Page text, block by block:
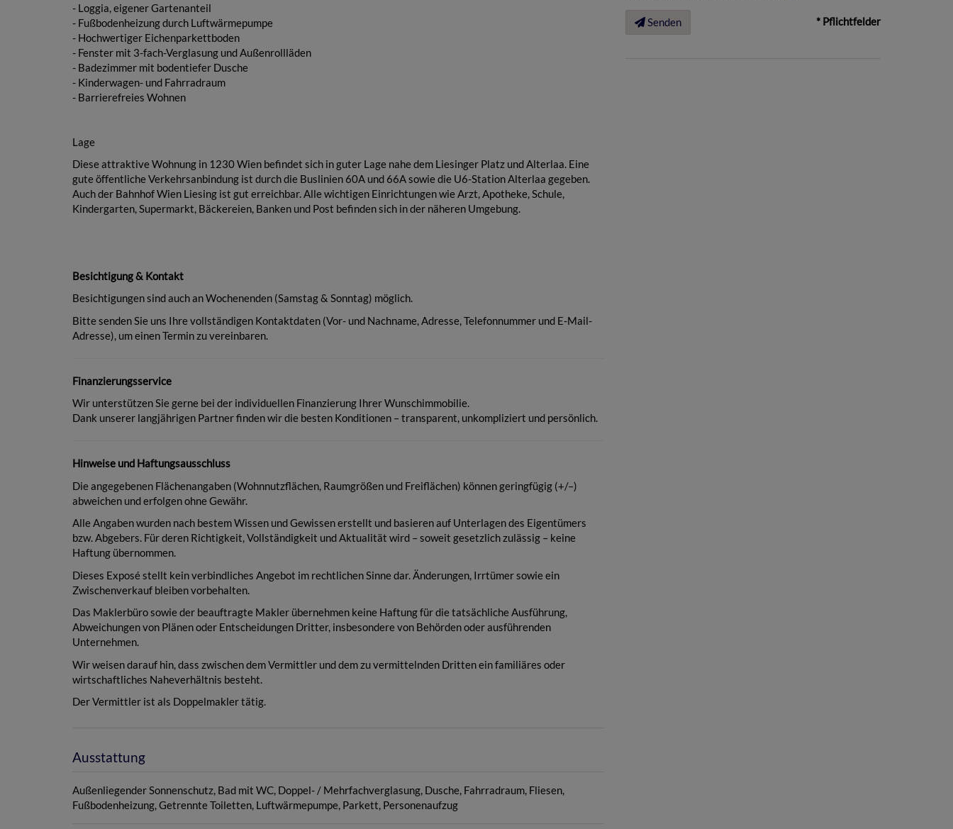
- Loggia, eigener Gartenanteil
- Fußbodenheizung durch Luftwärmepumpe
- Hochwertiger Eichenparkettboden
- Fenster mit 3-fach-Verglasung und Außenrollläden
- Badezimmer mit bodentiefer Dusche
- Kinderwagen- und Fahrradraum
- Barrierefreies Wohnen
Lage
Diese attraktive Wohnung in 1230 Wien befindet sich in guter Lage nahe dem Liesinger Platz und Alterlaa. Eine
gute öffentliche Verkehrsanbindung ist durch die Buslinien 60A und 66A sowie die U6-Station Alterlaa gegeben.
Auch der Bahnhof Wien Liesing ist gut erreichbar. Alle wichtigen Einrichtungen wie Arzt, Apotheke, Schule,
Kindergarten, Supermarkt, Bäckereien, Banken und Post befinden sich in der näheren Umgebung.
Besichtigung & Kontakt
Besichtigungen sind auch an Wochenenden (Samstag & Sonntag) möglich.
Bitte senden Sie uns Ihre vollständigen Kontaktdaten (Vor- und Nachname, Adresse, Telefonnummer und E-Mail-
Adresse), um einen Termin zu vereinbaren.
Finanzierungsservice
Wir unterstützen Sie gerne bei der individuellen Finanzierung Ihrer Wunschimmobilie.
Dank unserer langjährigen Partner finden wir die besten Konditionen – transparent, unkompliziert und persönlich.
Hinweise und Haftungsausschluss
Die angegebenen Flächenangaben (Wohnnutzflächen, Raumgrößen und Freiflächen) können geringfügig (+/–)
abweichen und erfolgen ohne Gewähr.
Alle Angaben wurden nach bestem Wissen und Gewissen erstellt und basieren auf Unterlagen des Eigentümers
bzw. Abgebers. Für deren Richtigkeit, Vollständigkeit und Aktualität wird – soweit gesetzlich zulässig – keine
Haftung übernommen.
Dieses Exposé stellt kein verbindliches Angebot im rechtlichen Sinne dar. Änderungen, Irrtümer sowie ein
Zwischenverkauf bleiben vorbehalten.
Das Maklerbüro sowie der beauftragte Makler übernehmen keine Haftung für die tatsächliche Ausführung,
Abweichungen von Plänen oder Entscheidungen Dritter, insbesondere von Behörden oder ausführenden
Unternehmen.
Wir weisen darauf hin, dass zwischen dem Vermittler und dem zu vermittelnden Dritten ein familiäres oder
wirtschaftliches Naheverhältnis besteht.
Der Vermittler ist als Doppelmakler tätig.
Ausstattung
Außenliegender Sonnenschutz Bad mit WC Doppel- / Mehrfachverglasung Dusche Fahrradraum Fliesen
Fußbodenheizung Getrennte Toiletten Luftwärmepumpe Parkett Personenaufzug
Senden * Pflichtfelder